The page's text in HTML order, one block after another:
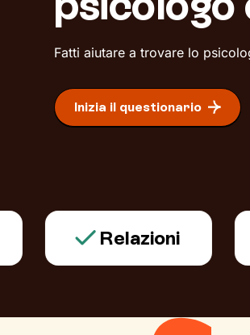
Fatti aiutare a trovare lo
Inizia il questionario
Relazioni